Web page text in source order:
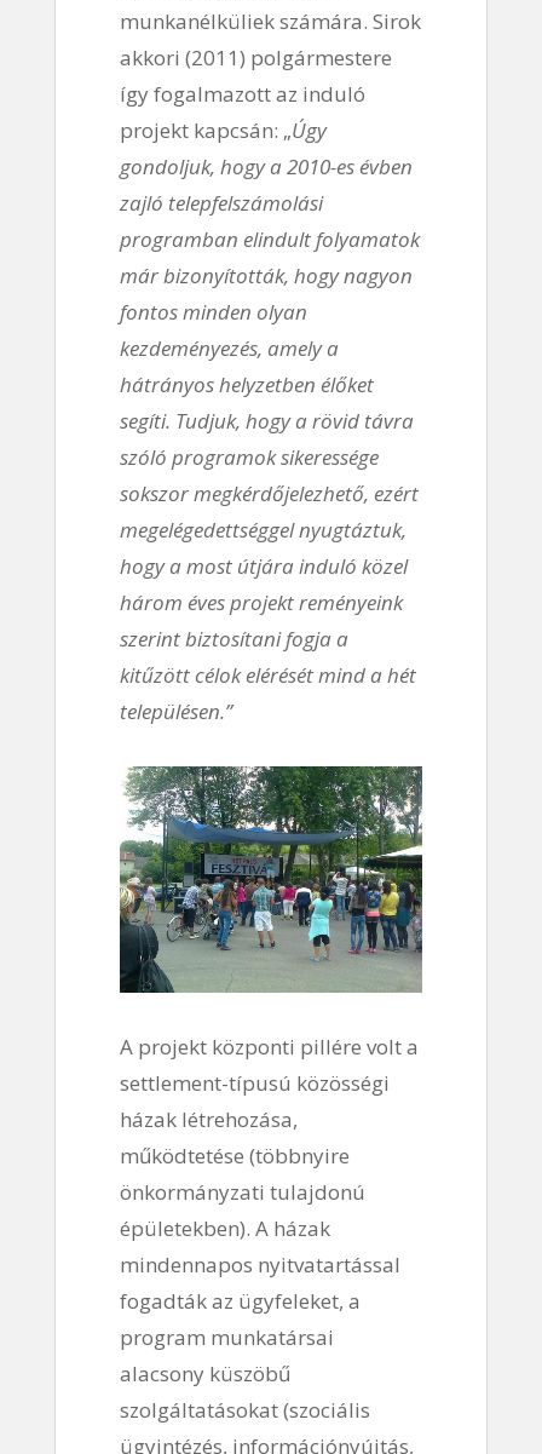
munkanélküliek számára. Sirok
akkori (2011) polgármestere
így fogalmazott az induló
projekt kapcsán: „Úgy
gondoljuk, hogy a 2010-es évben
zajló telepfelszámolási
programban elindult folyamatok
már bizonyították, hogy nagyon
fontos minden olyan
kezdeményezés, amely a
hátrányos helyzetben élőket
segíti. Tudjuk, hogy a rövid távra
szóló programok sikeressége
sokszor megkérdőjelezhető, ezért
megelégedettséggel nyugtáztuk,
hogy a most útjára induló közel
három éves projekt reményeink
szerint biztosítani fogja a
kitűzött célok elérését mind a hét
településen.”
A projekt központi pillére volt a
settlement-típusú közösségi
házak létrehozása,
működtetése (többnyire
önkormányzati tulajdonú
épületekben). A házak
mindennapos nyitvatartással
fogadták az ügyfeleket, a
program munkatársai
alacsony küszöbű
szolgáltatásokat (szociális
ügyintézés, információnyújtás,